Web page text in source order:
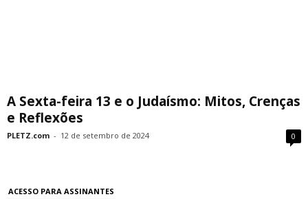
A Sexta-feira 13 e o Judaísmo: Mitos, Crenças
e Reflexões
PLETZ.com - 12 de setembro de 2024 0
ACESSO PARA ASSINANTES